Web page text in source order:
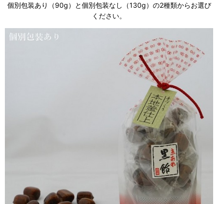
個別包装あり（90g）と個別包装なし（130g）の2種類からお選び
ください。